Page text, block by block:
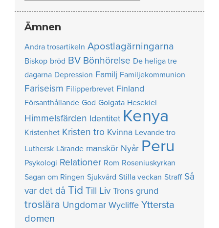
Ämnen
Andra trosartikeln Apostlagärningarna
Biskop bröd BV Bönhörelse De heliga tre
dagarna Depression Familj Familjekommunion
Fariseism Filipperbrevet Finland
Försanthållande God Golgata Hesekiel
Himmelsfärden Identitet Kenya
Kristenhet Kristen tro Kvinna Levande tro
Luthersk Lärande manskör Nyår Peru
Psykologi Relationer Rom Roseniuskyrkan
Sagan om Ringen Sjukvård Stilla veckan Straff Så
var det då Tid Till Liv Trons grund
troslära Ungdomar Wycliffe Yttersta
domen